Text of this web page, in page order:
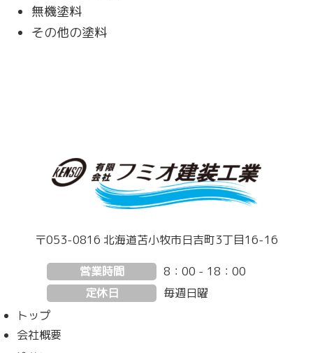
無機塗料
その他の塗料
〒053-0816 北海道苫小牧市日吉町3丁目16-16
営業時間
8：00 - 18：00
定休日
毎週日曜
トップ
会社概要